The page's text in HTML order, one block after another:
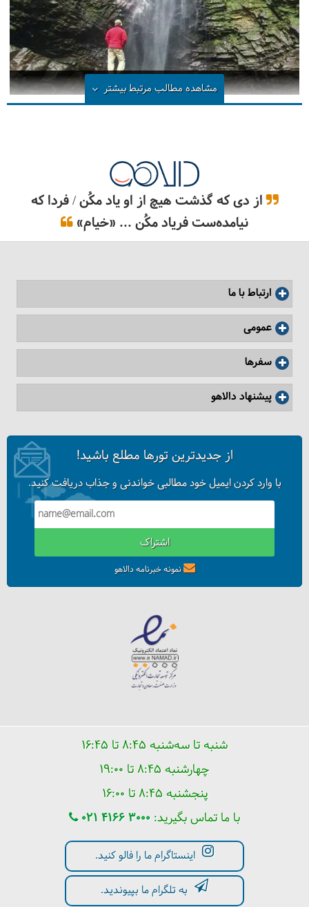
آبشار گزو کجاست؟
مشاهده مطالب مرتبطبیشتر
از دی که گذشت هیچ از او یاد مکُن / فردا که
نیامده‌ست فریاد مکُن ... «خیام»
ارتباط با ما
عمومی
سفرها
پیشنهاد دالاهو
از جدیدترین تورها مطلع باشید!
با وارد کردن ایمیل خود مطالبی خواندنی و جذاب دریافت کنید.
اشتراک
نمونه خبرنامه دالاهو
شنبه تا سه‌شنبه ۸:۴۵ تا ۱۶:۴۵
چهارشنبه ۸:۴۵ تا ۱۹:۰۰
پنجشنبه ۸:۴۵ تا ۱۶:۰۰
با ما تماس بگیرید: 021 4166 3000
اینستاگرام ما را فالو کنید.
به تلگرام ما بپیوندید.